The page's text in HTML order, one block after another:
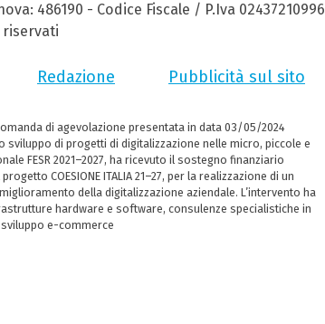
486190 - Codice Fiscale / P.Iva 02437210996
riservati
Redazione Pubblicità sul sito
domanda di agevolazione presentata in data 03/05/2024
sviluppo di progetti di digitalizzazione nelle micro, piccole e
FESR 2021–2027, ha ricevuto il sostegno finanziario
COESIONE ITALIA 21–27, per la realizzazione di un
della digitalizzazione aziendale. L’intervento ha
hardware e software, consulenze specialistiche in
sviluppo e-commerce